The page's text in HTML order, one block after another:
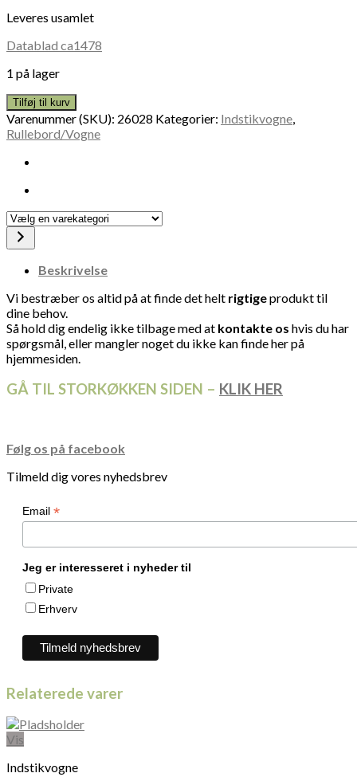
Leveres usamlet
Datablad ca1478
1 på lager
Tilføj til kurv
Varenummer (SKU): 26028 Kategorier: Indstikvogne
Rullebord/Vogne
Vælg
en
varekategori
Beskrivelse
Vi bestræber os altid på at finde det helt rigtigeprodukt til
dine behov.
Så hold dig endelig ikke tilbage med at kontakte os hvis du har
spørgsmål, eller mangler noget du ikke kan finde her på
hjemmesiden.
GÅ TIL STORKØKKEN SIDEN – KLIK HER
Følg os på facebook
Tilmeld dig vores nyhedsbrev
Email *
Jeg er interesseret i nyheder til
Private
Erhverv
Relaterede varer
Vis
Indstikvogne